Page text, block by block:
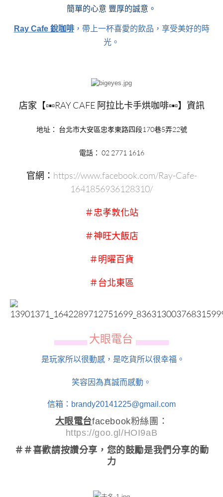
簡單的心意 豐厚的誠意。
Ray Cafe 銳咖啡，帶上一杯喜愛的飲品，享受美好的時
光。
店家【▫▪▫RAY CAFE 阿拉比卡手烘咖啡▫▪▫】資訊
地址： 台北市大安區忠孝東路四段170巷5弄22號
電話： 02 2771 1616
官網： https://www.facebook.com/Ray-Cafe-
1641856936128310/
＃忠孝敦化站
＃神旺大飯店
＃明曜百貨
＃台北東區
▄▄▄▄▄▄ 大眼電台 ▄▄▄▄▄▄
是玩家所以很動感，是吃貨所以很幸福。
笑容因為真誠而感動。
信箱：brandy20141225@gmail.com
大眼電台facebook粉絲團：
https://goo.gl/HOI9aB
＃＃喜歡請按讚分享 ，您的鼓勵是我們分享的動
力